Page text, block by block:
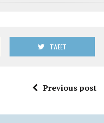
TWEET
Previous post